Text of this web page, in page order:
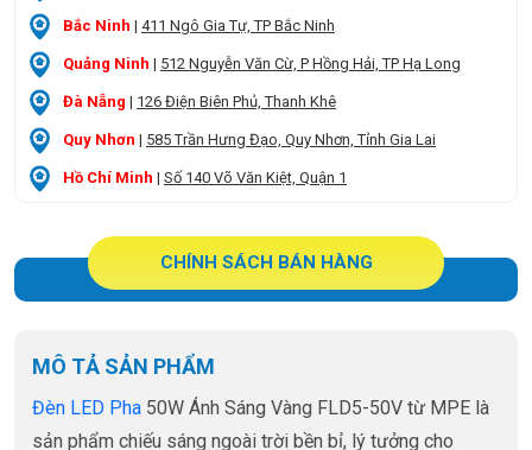
Bắc Ninh | 411 Ngô Gia Tự, TP Bắc Ninh
Quảng Ninh | 512 Nguyễn Văn Cừ, P Hồng Hải, TP Hạ Long
Đà Nẵng | 126 Điện Biên Phủ, Thanh Khê
Quy Nhơn | 585 Trần Hưng Đạo, Quy Nhơn, Tỉnh Gia Lai
Hồ Chí Minh | Số 140 Võ Văn Kiệt, Quận 1
CHÍNH SÁCH BÁN HÀNG
MÔ TẢ SẢN PHẨM
Đèn LED Pha 50W Ánh Sáng Vàng FLD5-50V từ MPE là
sản phẩm chiếu sáng ngoài trời bền bỉ, lý tưởng cho